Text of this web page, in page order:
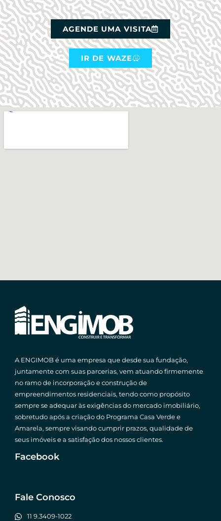
AGENDE UMA VISITA
IR DE WAZE
A ENGIMOB é uma empresa que desde sua fundação,
juntamente com suas parcerias, vem atuando firmemente
no ramo de incorporação e construção de
empreendimentos residenciais, tendo como propósito
sempre se adequar às exigências do mercado imobiliário,
sobretudo após a criação do Programa Casa Verde e
Amarela, sempre visando cumprir prazos, qualidade de
seus imóveis e a satisfação dos nossos clientes.
Facebook
Fale Conosco
11 9.3409-1022